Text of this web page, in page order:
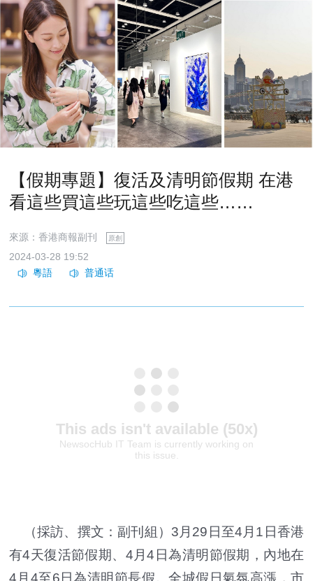
【假期專題】復活及清明節假期 在港
看這些買這些玩這些吃這些……
來源：香港商報副刊 原創
2024-03-28 19:52
（採訪、撰文：副刊組）3月29日至4月1日香港
有4天復活節假期、4月4日為清明節假期，內地在